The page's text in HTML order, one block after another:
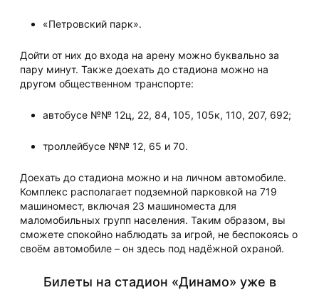
«Петровский парк».
Дойти от них до входа на арену можно буквально за
пару минут. Также доехать до стадиона можно на
другом общественном транспорте:
автобусе №№ 12ц, 22, 84, 105, 105к, 110, 207, 692;
троллейбусе №№ 12, 65 и 70.
Доехать до стадиона можно и на личном автомобиле.
Комплекс располагает подземной парковкой на 719
машиномест, включая 23 машиноместа для
маломобильных групп населения. Таким образом, вы
сможете спокойно наблюдать за игрой, не беспокоясь о
своём автомобиле – он здесь под надёжной охраной.
Билеты на стадион «Динамо» уже в